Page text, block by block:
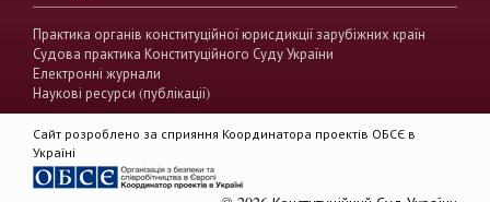
Вища кваліфікаційна комісії суддів
Вищий антикорупційний суд України
верховенство права
гендерна рівність звуження прав
демократія
Практика органів конституційної юрисдикції зарубіжних країн
Судова практика Конституційного Суду України
Електронні журнали
Наукові ресурси (публікації)
Сайт розроблено за сприяння Координатора проектів ОБСЄ в
Україні